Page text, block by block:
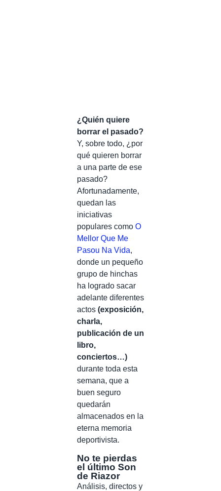
¿Quién quiere
borrar el pasado?
Y, sobre todo, ¿por
qué quieren borrar
a una parte de ese
pasado?
Afortunadamente,
quedan las
iniciativas
populares como O
Mellor Que Me
Pasou Na Vida,
donde un pequeño
grupo de hinchas
ha logrado sacar
adelante diferentes
actos (exposición,
charla,
publicación de un
libro,
conciertos…)
durante toda esta
semana, que a
buen seguro
quedarán
almacenados en la
eterna memoria
deportivista.
No te pierdas
el último Son
de Riazor
Análisis, directos y